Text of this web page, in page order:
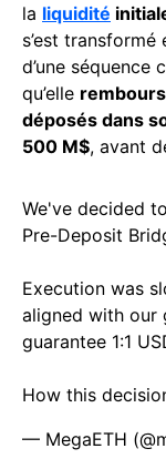
la liquidité
s’est
d’une séquence
qu’elle
déposés dans
500 M$, avant
We've decided
Pre-Deposit
Execution was
aligned with our
guarantee 1:1
How this
— MegaETH